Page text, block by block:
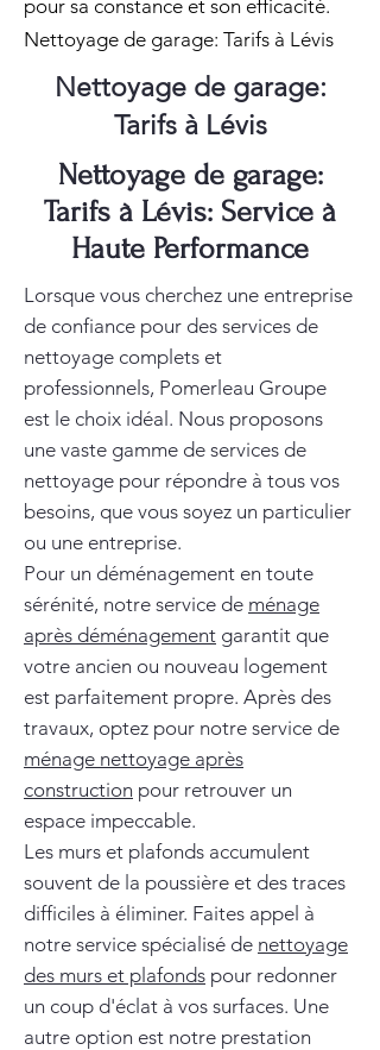
pour sa constance et son efficacité.
Nettoyage de garage: Tarifs à Lévis
Nettoyage de garage:
Tarifs à Lévis
Nettoyage de garage:
Tarifs à Lévis: Service à
Haute Performance
Lorsque vous cherchez une entreprise
de confiance pour des services de
nettoyage complets et
professionnels, Pomerleau Groupe
est le choix idéal. Nous proposons
une vaste gamme de services de
nettoyage pour répondre à tous vos
besoins, que vous soyez un particulier
ou une entreprise.
Pour un déménagement en toute
sérénité, notre service de ménage
après déménagement garantit que
votre ancien ou nouveau logement
est parfaitement propre. Après des
travaux, optez pour notre service de
ménage nettoyage après
construction pour retrouver un
espace impeccable.
Les murs et plafonds accumulent
souvent de la poussière et des traces
difficiles à éliminer. Faites appel à
notre service spécialisé de nettoyage
des murs et plafonds pour redonner
un coup d'éclat à vos surfaces. Une
autre option est notre prestation